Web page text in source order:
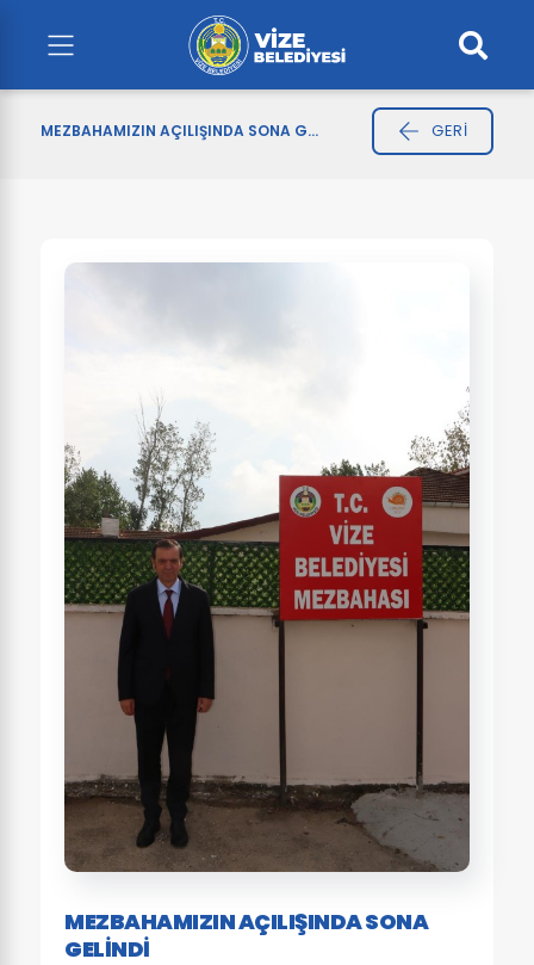
MEZBAHAMIZIN AÇILIŞINDA SONA G... GERI
MEZBAHAMIZIN AÇILIŞINDA SONA
GELINDI